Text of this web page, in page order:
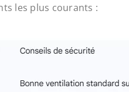
les plus courants :